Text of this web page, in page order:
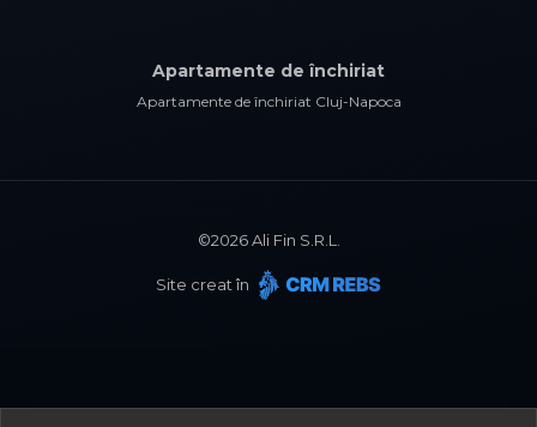
Apartamente de închiriat
Apartamente de închiriat Cluj-Napoca
©2026Ali Fin S.R.L.
Site creat în